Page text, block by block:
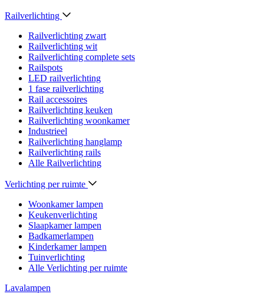
Railverlichting
Railverlichting zwart
Railverlichting wit
Railverlichting complete sets
Railspots
LED railverlichting
1 fase railverlichting
Rail accessoires
Railverlichting keuken
Railverlichting woonkamer
Industrieel
Railverlichting hanglamp
Railverlichting rails
Alle Railverlichting
Verlichting per ruimte
Woonkamer lampen
Keukenverlichting
Slaapkamer lampen
Badkamerlampen
Kinderkamer lampen
Tuinverlichting
Alle Verlichting per ruimte
Lavalampen